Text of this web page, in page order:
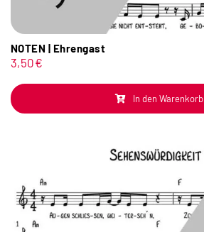
NOTEN | Ehrengast
3,50€
In den Warenkorb